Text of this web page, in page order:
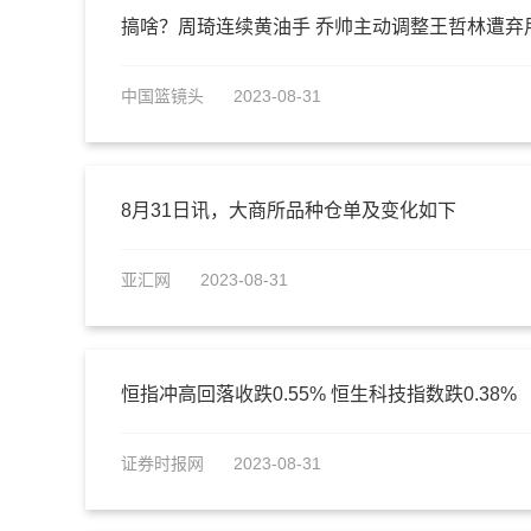
搞啥？周琦连续黄油手 乔帅主动调整王哲林遭弃
中国篮镜头 2023-08-31
8月31日讯，大商所品种仓单及变化如下
亚汇网 2023-08-31
恒指冲高回落收跌0.55% 恒生科技指数跌0.38%
证券时报网 2023-08-31